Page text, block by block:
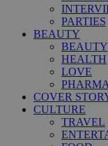
PARTIES
BEAUTY
BEAUTY
HEALTH
LOVE
COVER
CULTURE
TRAVEL